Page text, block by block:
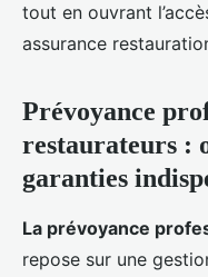
tout en ouvrant
assurance
Prévoyance
restaurateurs :
garanties
La prévoyance
repose sur une